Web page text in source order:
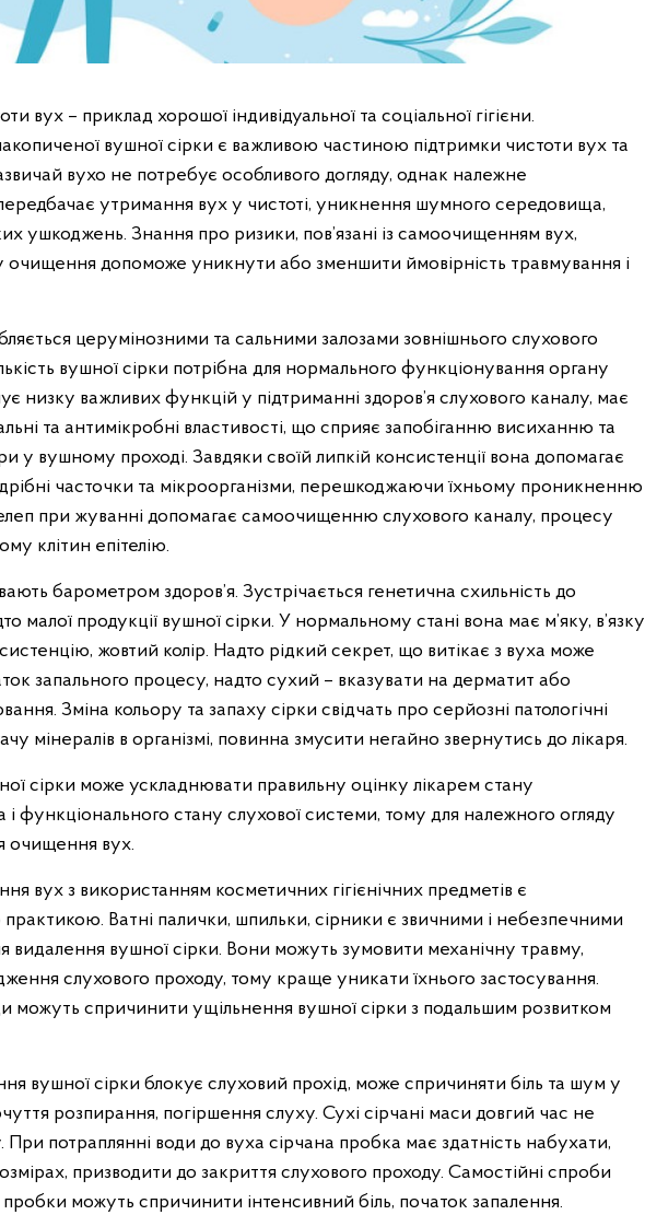
вух – приклад хорошої індивідуальної та соціальної гігієни.
вушної сірки є важливою частиною підтримки чистоти вух та
вухо не потребує особливого догляду, однак належне
утримання вух у чистоті, уникнення шумного середовища,
ушкоджень. Знання про ризики, пов’язані із самоочищенням вух,
очищення допоможе уникнути або зменшити ймовірність травмування і
церумінозними та сальними залозами зовнішнього слухового
вушної сірки потрібна для нормального функціонування органу
низку важливих функцій у підтриманні здоров’я слухового каналу, має
та антимікробні властивості, що сприяє запобіганню висиханню та
у вушному проході. Завдяки своїй липкій консистенції вона допомагає
часточки та мікроорганізми, перешкоджаючи їхньому проникненню
при жуванні допомагає самоочищенню слухового каналу, процесу
клітин епітелію.
барометром здоров’я. Зустрічається генетична схильність до
малої продукції вушної сірки. У нормальному стані вона має м’яку, в’язку
жовтий колір. Надто рідкий секрет, що витікає з вуха може
запального процесу, надто сухий – вказувати на дерматит або
Зміна кольору та запаху сірки свідчать про серйозні патологічні
мінералів в організмі, повинна змусити негайно звернутись до лікаря.
сірки може ускладнювати правильну оцінку лікарем стану
і функціонального стану слухової системи, тому для належного огляду
очищення вух.
вух з використанням косметичних гігієнічних предметів є
Ватні палички, шпильки, сірники є звичними і небезпечними
видалення вушної сірки. Вони можуть зумовити механічну травму,
слухового проходу, тому краще уникати їхнього застосування.
можуть спричинити ущільнення вушної сірки з подальшим розвитком
вушної сірки блокує слуховий прохід, може спричиняти біль та шум у
розпирання, погіршення слуху. Сухі сірчані маси довгий час не
потраплянні води до вуха сірчана пробка має здатність набухати,
призводити до закриття слухового проходу. Самостійні спроби
можуть спричинити інтенсивний біль, початок запалення.